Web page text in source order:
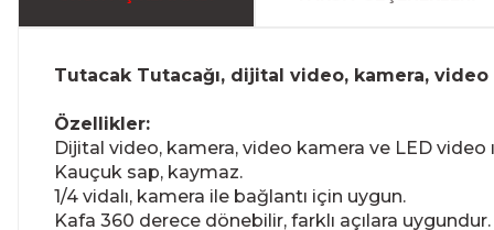
Tutacak Tutacağı, dijital video, kamera, video
Özellikler:
Dijital video, kamera, video kamera ve LED video
Kauçuk sap, kaymaz.
1/4 vidalı, kamera ile bağlantı için uygun.
Kafa 360 derece dönebilir, farklı açılara uygundur.